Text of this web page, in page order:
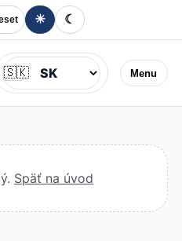
☀ ☾
Menu
Jazyk
🇸🇰
Späť na úvod